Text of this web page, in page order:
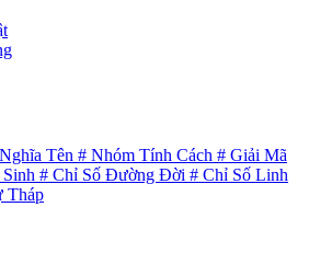
Tên # Nhóm Tính Cách # Giải Mã
# Chỉ Số Đường Đời # Chỉ Số Linh
Tháp